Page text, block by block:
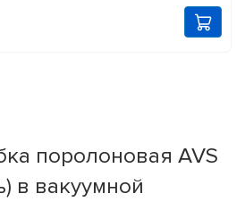
поролоновая AVS
в вакуумной